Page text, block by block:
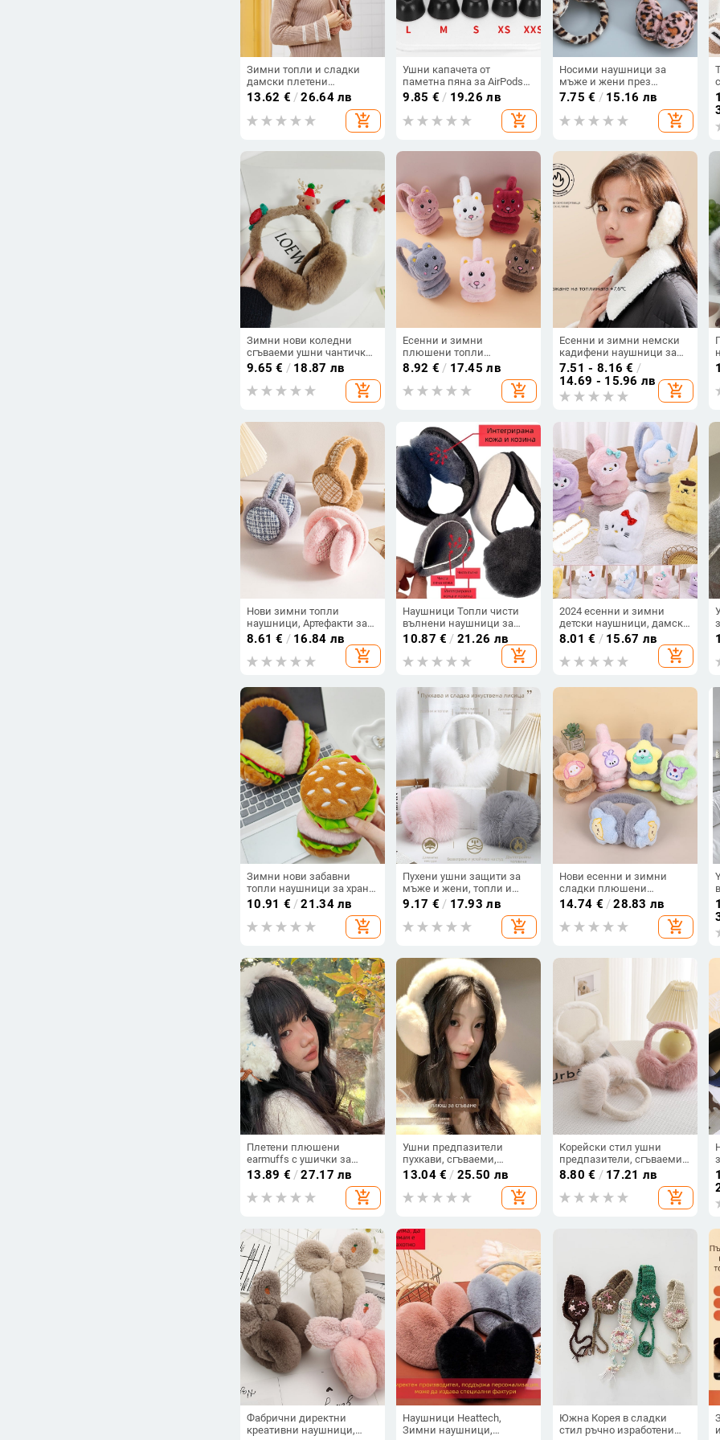
Зимни топли и сладки
дамски плетени
ветроустойчиви
наушници, вълнени
наушници, антифриз, на
13.62 € /26.64 лв
add_shopping_cart
Ушни капачета от
паметна пяна за AirPods
Pro 3-то поколение,
спонжени ушни тапи,
инерни ушни тапи
9.85 € / 19.26 лв
add_shopping_cart
Носими наушници за
мъже и жени през
зимата, топли,
ветроустойчиви и
антифриз, подвижна
лента за глава с мемори
за уши с леопардов принт
7.75 € / 15.16 лв
add_shopping_cart
Зимни нови коледни
сгъваеми ушни чантички
с лосове, удебелени
топли плюшени ушни
чантички, сладки
за уши за жени
9.65 € / 18.87 лв
add_shopping_cart
Есенни и зимни
плюшени топли
наушници, сладки
анимационни наушници,
студоустойчиви
студоустойчиви и топли
8.92 € / 17.45 лв
add_shopping_cart
Есенни и зимни немски
кадифени наушници за
мъже и жени, топли,
ветроустойчиви и
студоустойчиви, с
разделени наушници,
ароматни вятърни
наушници
7.51 - 8.16 € /
14.69 - 15.96 лв
add_shopping_cart
Нови зимни топли
наушници, Артефакти за
защита на ушите,
Наушници, Накладки за
уши за мъже и жени,
Антифриз наушници,
8.61 € / 16.84 лв
add_shopping_cart
Наушници Топли чисти
вълнени наушници за
мъже и жени, защита на
ушите, антизамръзващи,
удебелени,
зимни
10.87 € / 21.26 лв
add_shopping_cart
2024 есенни и зимни
детски наушници, дамски
сладки бебешки топли
наушници,
студоустойчиви детски
наушници с поларена
8.01 € / 15.67 лв
add_shopping_cart
Зимни нови забавни
топли наушници за храна
и игра, сладки плюшени
сгъваеми наушници за
ученици, антифризни
10.91 € /21.34 лв
add_shopping_cart
Пухени ушни защити за
мъже и жени, топли и
ветроустойчиви, за
каране на велосипед през
зимно-есенния сезон
9.17 € / 17.93 лв
add_shopping_cart
Нови есенни и зимни
сладки плюшени
удебелени удебелени
училищни протектори за
възрастни, топли, с
анимационен филм,
на ушите
14.74 € /28.83 лв
add_shopping_cart
Плетени плюшени
earmuffs с ушички за
жени – зимна топлина,
корейски стил,
едноцветен модел
13.89 € /27.17 лв
add_shopping_cart
Ушни предпазители
пухкави, сгъваеми,
дебели за жени — зимно/
есенно каране с
велосипед, защита от
13.04€ / 25.50 лв
add_shopping_cart
Корейски стил ушни
предпазители, сгъваеми,
дебели и топли, дамски
модел, зимно затопляне,
дизайн с цветни блокове
8.80 € / 17.21 лв
add_shopping_cart
Фабрични директни
креативни наушници,
Наушници Heattech,
Зимни наушници,
Южна Корея в сладки
стил ръчно изработени